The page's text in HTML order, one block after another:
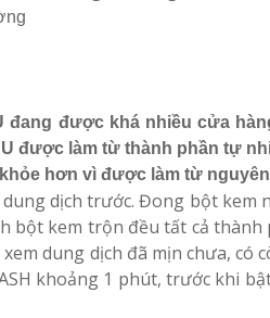
đang được khá nhiều cửa
được làm từ thành phần tự
hơn vì được làm từ
dịch trước. Đong bột kem
bột kem trộn đều tất cả
dung dịch đã mịn chưa,
khoảng 1 phút, trước khi